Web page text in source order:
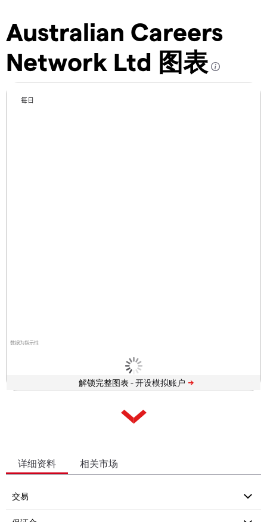
Australian Careers
Network Ltd 图表
数据为指示性
每日
解锁完整图表 -
详细资料 相关市场